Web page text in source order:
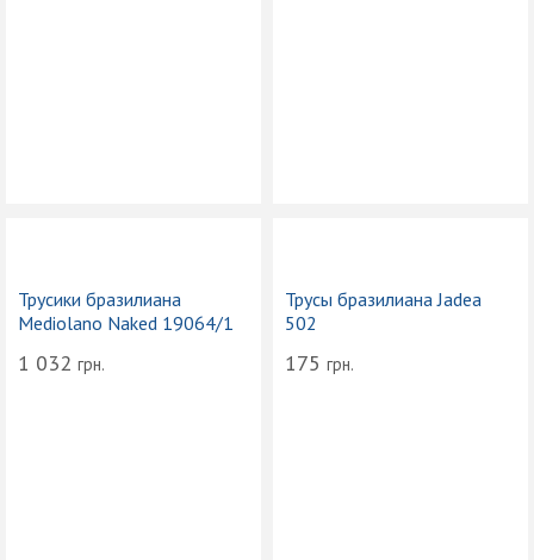
Трусики бразилиана
Mediolano Naked 19064/1
1 032 грн.
Трусы бразилиана Jadea
502
175 грн.